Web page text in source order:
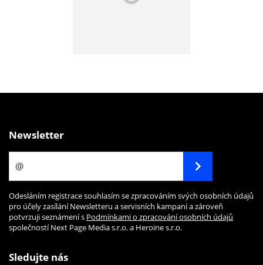
Newsletter
Odesláním registrace souhlasím se zpracováním svých osobních údajů
pro účely zasílání Newsletteru a servisních kampaní a zároveň
potvrzuji seznámení s Podmínkami o zpracování osobních údajů
společností Next Page Media s.r.o. a Heroine s.r.o.
Sledujte nás